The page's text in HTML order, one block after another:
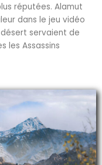
réputées. Alamut
dans le jeu vidéo
servaient de
les Assassins